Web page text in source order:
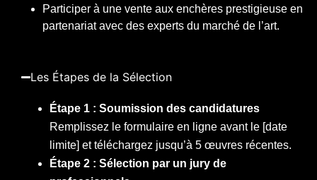
Participer à une vente aux enchères prestigieuse en
partenariat avec des experts du marché de l’art.
Les Étapes de la Sélection
Étape 1 : Soumission des candidatures
Remplissez le formulaire en ligne avant le [date
limite] et téléchargez jusqu’à 5 œuvres récentes.
Étape 2 : Sélection par un jury de